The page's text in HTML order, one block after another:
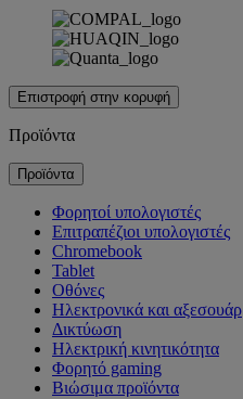
Επιστροφή στην κορυφή
Προϊόντα
Προϊόντα
Φορητοί υπολογιστές
Επιτραπέζιοι υπολογιστές
Chromebook
Tablet
Οθόνες
Ηλεκτρονικά και αξεσουάρ
Δικτύωση
Ηλεκτρική κινητικότητα
Φορητό gaming
Βιώσιμα προϊόντα